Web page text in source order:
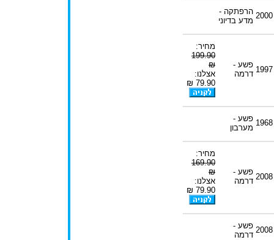
2000 הרפתקה -
מדע בדיוני
1997
פשע -
דרמה
מחיר:
199.90
₪
אצלנו:
79.90 ₪
1968 פשע -
מערבון
2008
פשע -
דרמה
מחיר:
169.90
₪
אצלנו:
79.90 ₪
2008 פשע -
דרמה